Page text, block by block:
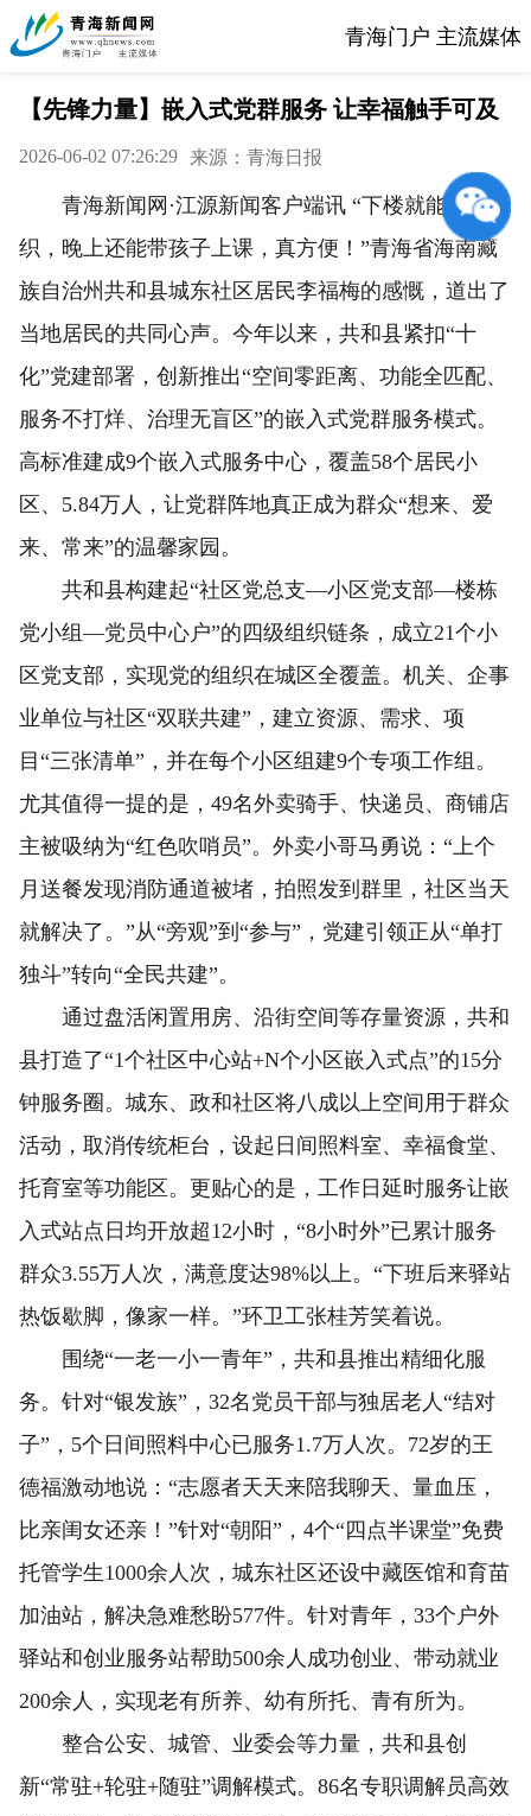
青海门户 主流媒体
【先锋力量】嵌入式党群服务 让幸福触手可及
2026-06-02 07:26:29 来源：青海日报
青海新闻网·江源新闻客户端讯 “下楼就能找组
织，晚上还能带孩子上课，真方便！”青海省海南藏
族自治州共和县城东社区居民李福梅的感慨，道出了
当地居民的共同心声。今年以来，共和县紧扣“十
化”党建部署，创新推出“空间零距离、功能全匹配、
服务不打烊、治理无盲区”的嵌入式党群服务模式。
高标准建成9个嵌入式服务中心，覆盖58个居民小
区、5.84万人，让党群阵地真正成为群众“想来、爱
来、常来”的温馨家园。
共和县构建起“社区党总支—小区党支部—楼栋
党小组—党员中心户”的四级组织链条，成立21个小
区党支部，实现党的组织在城区全覆盖。机关、企事
业单位与社区“双联共建”，建立资源、需求、项
目“三张清单”，并在每个小区组建9个专项工作组。
尤其值得一提的是，49名外卖骑手、快递员、商铺店
主被吸纳为“红色吹哨员”。外卖小哥马勇说：“上个
月送餐发现消防通道被堵，拍照发到群里，社区当天
就解决了。”从“旁观”到“参与”，党建引领正从“单打
独斗”转向“全民共建”。
通过盘活闲置用房、沿街空间等存量资源，共和
县打造了“1个社区中心站+N个小区嵌入式点”的15分
钟服务圈。城东、政和社区将八成以上空间用于群众
活动，取消传统柜台，设起日间照料室、幸福食堂、
托育室等功能区。更贴心的是，工作日延时服务让嵌
入式站点日均开放超12小时，“8小时外”已累计服务
群众3.55万人次，满意度达98%以上。“下班后来驿站
热饭歇脚，像家一样。”环卫工张桂芳笑着说。
围绕“一老一小一青年”，共和县推出精细化服
务。针对“银发族”，32名党员干部与独居老人“结对
子”，5个日间照料中心已服务1.7万人次。72岁的王
德福激动地说：“志愿者天天来陪我聊天、量血压，
比亲闺女还亲！”针对“朝阳”，4个“四点半课堂”免费
托管学生1000余人次，城东社区还设中藏医馆和育苗
加油站，解决急难愁盼577件。针对青年，33个户外
驿站和创业服务站帮助500余人成功创业、带动就业
200余人，实现老有所养、幼有所托、青有所为。
整合公安、城管、业委会等力量，共和县创
新“常驻+轮驻+随驻”调解模式。86名专职调解员高效